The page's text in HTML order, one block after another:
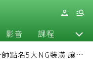
影音 課程 退休
點名5大NG裝潢 讓客